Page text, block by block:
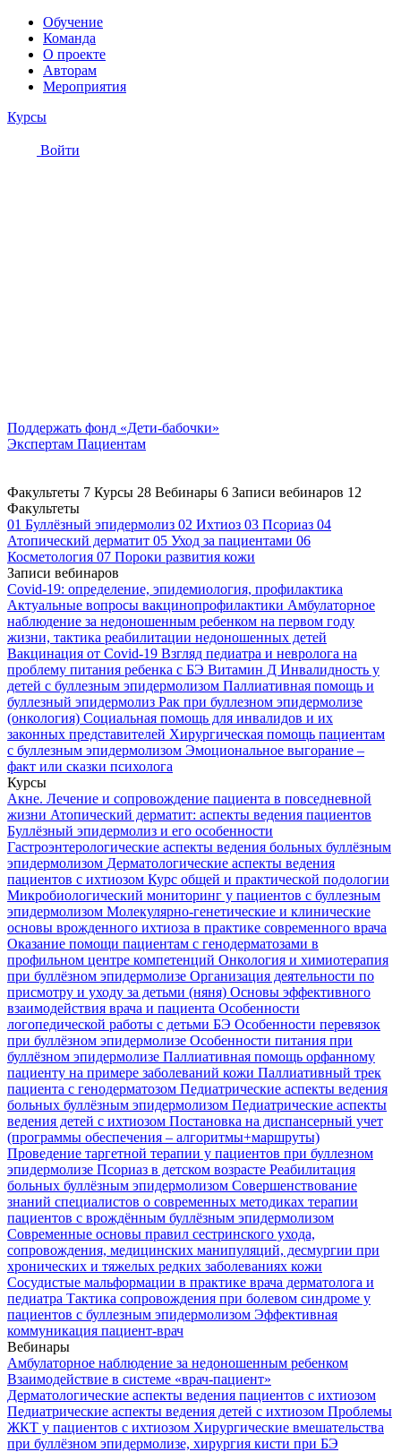
Обучение
Команда
О проекте
Авторам
Мероприятия
Курсы
Войти
Поддержать фонд «Дети-бабочки»
Экспертам Пациентам
Факультеты 7 Курсы 28 Вебинары 6 Записи вебинаров 12
Факультеты
01 Буллёзный эпидермолиз 02 Ихтиоз 03 Псориаз 04
Атопический дерматит 05 Уход за пациентами 06
Косметология 07 Пороки развития кожи
Записи вебинаров
Covid-19: определение, эпидемиология, профилактика
Актуальные вопросы вакцинопрофилактики Амбулаторное
наблюдение за недоношенным ребенком на первом году
жизни, тактика реабилитации недоношенных детей
Вакцинация от Covid-19 Взгляд педиатра и невролога на
проблему питания ребенка с БЭ Витамин Д Инвалидность у
детей с буллезным эпидермолизом Паллиативная помощь и
буллезный эпидермолиз Рак при буллезном эпидермолизе
(онкология) Социальная помощь для инвалидов и их
законных представителей Хирургическая помощь пациентам
с буллезным эпидермолизом Эмоциональное выгорание –
факт или сказки психолога
Курсы
Акне. Лечение и сопровождение пациента в повседневной
жизни Атопический дерматит: аспекты ведения пациентов
Буллёзный эпидермолиз и его особенности
Гастроэнтерологические аспекты ведения больных буллёзным
эпидермолизом Дерматологические аспекты ведения
пациентов с ихтиозом Курс общей и практической подологии
Микробиологический мониторинг у пациентов с буллезным
эпидермолизом Молекулярно-генетические и клинические
основы врожденного ихтиоза в практике современного врача
Оказание помощи пациентам с генодерматозами в
профильном центре компетенций Онкология и химиотерапия
при буллёзном эпидермолизе Организация деятельности по
присмотру и уходу за детьми (няня) Основы эффективного
взаимодействия врача и пациента Особенности
логопедической работы с детьми БЭ Особенности перевязок
при буллёзном эпидермолизе Особенности питания при
буллёзном эпидермолизе Паллиативная помощь орфанному
пациенту на примере заболеваний кожи Паллиативный трек
пациента с генодерматозом Педиатрические аспекты ведения
больных буллёзным эпидермолизом Педиатрические аспекты
ведения детей с ихтиозом Постановка на диспансерный учет
(программы обеспечения – алгоритмы+маршруты)
Проведение таргетной терапии у пациентов при буллезном
эпидермолизе Псориаз в детском возрасте Реабилитация
больных буллёзным эпидермолизом Совершенствование
знаний специалистов о современных методиках терапии
пациентов с врождённым буллёзным эпидермолизом
Современные основы правил сестринского ухода,
сопровождения, медицинских манипуляций, десмургии при
хронических и тяжелых редких заболеваниях кожи
Сосудистые мальформации в практике врача дерматолога и
педиатра Тактика сопровождения при болевом синдроме у
пациентов с буллезным эпидермолизом Эффективная
коммуникация пациент-врач
Вебинары
Амбулаторное наблюдение за недоношенным ребенком
Взаимодействие в системе «врач-пациент»
Дерматологические аспекты ведения пациентов с ихтиозом
Педиатрические аспекты ведения детей с ихтиозом Проблемы
ЖКТ у пациентов с ихтиозом Хирургические вмешательства
при буллёзном эпидермолизе, хирургия кисти при БЭ